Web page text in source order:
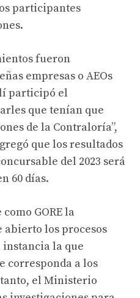
participantes
fueron
empresas o AEOs
participó el
que tenían que
de la Contraloría”,
que los resultados
del 2023 será
60 días.
GORE la
abierto los procesos
la que
corresponda a los
el Ministerio